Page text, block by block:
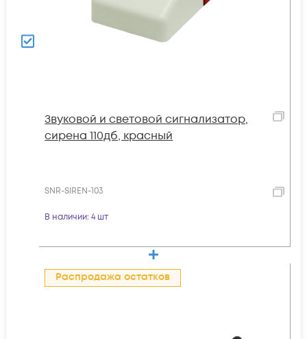
Звуковой и световой сигнализатор,
сирена 110дб, красный
SNR-SIREN-103
В наличии: 4 шт
Распродажа остатков